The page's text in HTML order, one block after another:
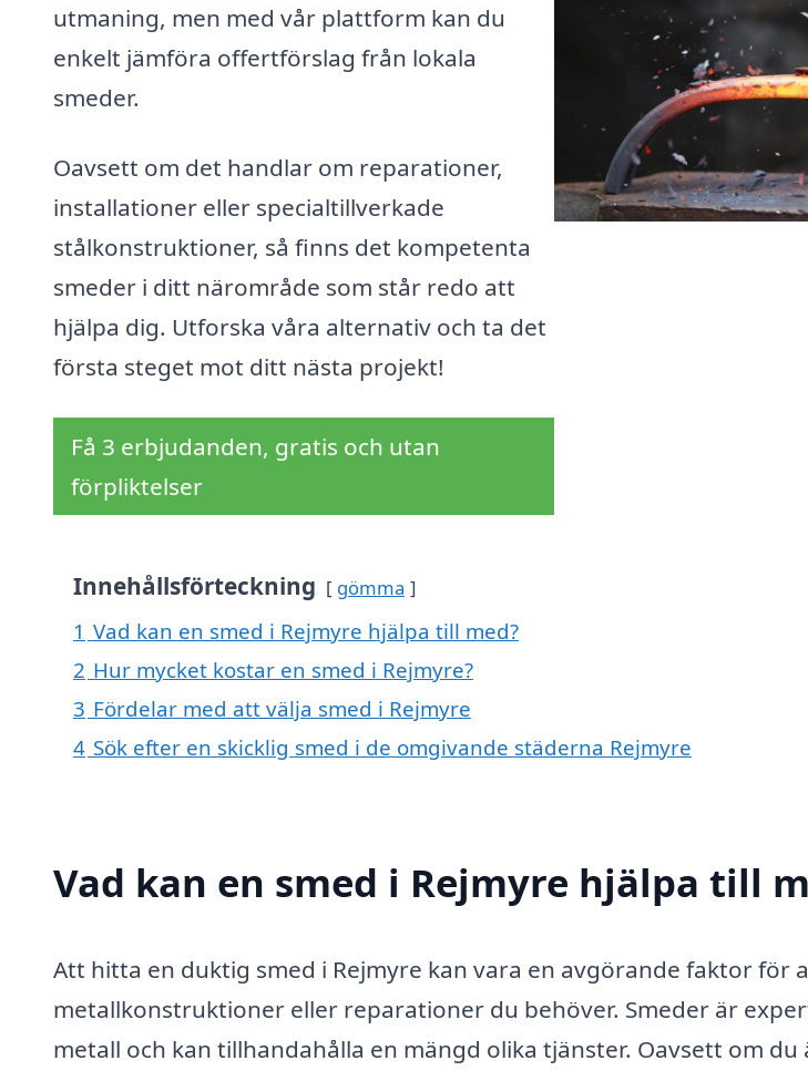
utmaning, men med vår plattform kan du
enkelt jämföra offertförslag från lokala
smeder.
Oavsett om det handlar om reparationer,
installationer eller specialtillverkade
stålkonstruktioner, så finns det kompetenta
smeder i ditt närområde som står redo att
hjälpa dig. Utforska våra alternativ och ta det
första steget mot ditt nästa projekt!
Få 3 erbjudanden, gratis och utan
förpliktelser
Innehållsförteckning gömma
1 Vad kan en smed i Rejmyre hjälpa till med?
2 Hur mycket kostar en smed i Rejmyre?
3 Fördelar med att välja smed i Rejmyre
4 Sök efter en skicklig smed i de omgivande städerna Rejmyre
Vad kan en smed i Rejmyre hjälpa till
Att hitta en duktig smed i Rejmyre kan vara en avgörande faktor för
metallkonstruktioner eller reparationer du behöver. Smeder är
metall och kan tillhandahålla en mängd olika tjänster. Oavsett om